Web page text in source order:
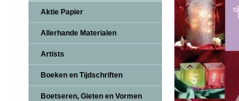
Aktie Papier
Allerhande Materialen
Artists
Boeken en Tijdschriften
Boetseren, Gieten en Vormen